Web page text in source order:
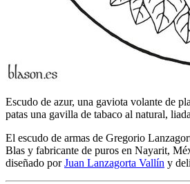
Escudo de azur, una gaviota volante de
patas una gavilla de tabaco al natural,
El escudo de armas de Gregorio
Blas y fabricante de puros en Nayarit,
diseñado porJuan Lanzagorta Vallín y